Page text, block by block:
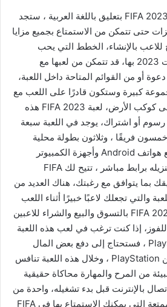
عندما تخطط لتنزيل لعبة FIFA 2023 بتعليق باللغة العربية ، ستجد
حتى تتمكن من الاستمتاع بجميع مزايا
للاعب بالإنشاء، الخطط التي يحب
ممارسة لعبة فيفا بدون نت 2023 بها، قد تتمكن من لعبها مع
أو من القوائم المتاحة داخل اللعبة،
كبيرة وستكون قادرًا على اللعب مع
العديد منا من كل مكان على كوكب الأرض، لعبة FIFA 2023 هذه
أو اشتراك، يوجد في اللعبة سبعة
ألف لاعب ، و ٦٠٠ وخمسون فريقًا ، وثلاثون بطولة محلية
ودوري، سيتم تنزيله لجميع هواتف Android وأجهزة الكمبيوتر
اللوحية المحمولة، يمكن تنزيله برابط مباشر ، تتيح لك FIFA
بما يتوافق مع رغبتك، هناك العديد من
والتي تجعلك لاعبًا خبيرًا أثناء اللعب
مع الأصدقاء، يسمح لك FIFA 2023 بالتسوق والبيع والشراء للاعبين
إذا كنت ترغب في لعب هذه اللعبة
FIFA 2023 على PlayStation ، فستحتاج إلى دفع بعض المال
للحث على إصدار معين من PlayStation ، وخلال هذه اللعبة تنافس
من المرح والمهارة محاكاة حقيقية
بالإنترنت قبل بدء تشغيله، واحدة من
أجمل ألعاب كرة القدم الممتعة التي يمكنك الاستمتاع بها في FIFA